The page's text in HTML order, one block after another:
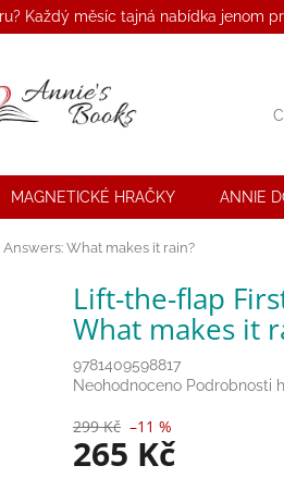
Každý měsíc tajná nabídka jenom
MAGNETICKÉ HRAČKY ANNIE
What makes it rain?
Lift-the-flap
What makes it
9781409598817
Průměrné
produktu
je
0,0
Neohodnoceno Podrobnosti
299 Kč –11 %
265 Kč